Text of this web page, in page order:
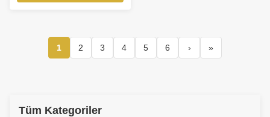
1 2 3 4 5 6 › »
Tüm Kategoriler